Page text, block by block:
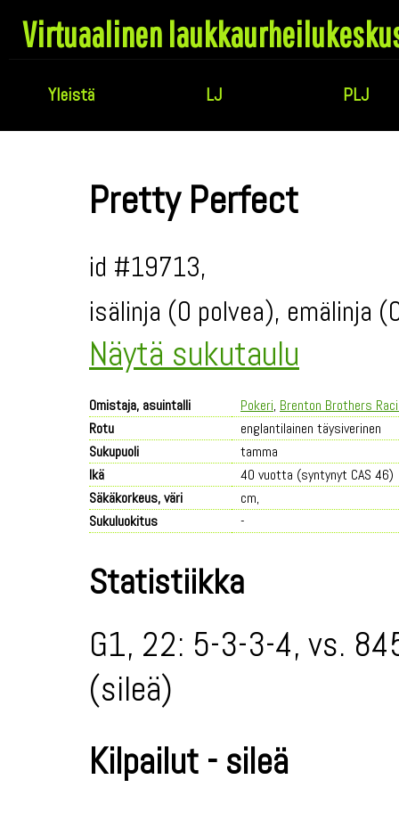
Virtuaalinen
Yleistä LJ PLJ
Pretty Perfect
id #19713,
isälinja (0 polvea), emälinja
Näytä sukutaulu
Omistaja, asuintalli Pokeri, Brenton Brothers
Rotu
englantilainen täysiverinen
Sukupuoli
tamma
Ikä
40 vuotta (syntynyt CAS 46)
Säkäkorkeus, väri
cm,
Sukuluokitus
-
Statistiikka
G1, 22: 5-3-3-4, vs.
(sileä)
Kilpailut - sileä